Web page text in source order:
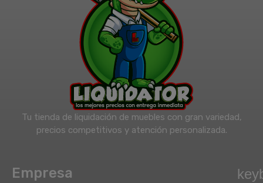
Tu tienda de liquidación de muebles con gran variedad,
precios competitivos y atención personalizada.
Empresa